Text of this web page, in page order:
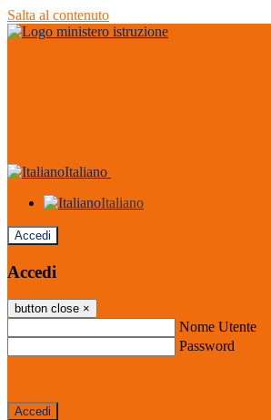
Salta al contenuto
Italiano
Italiano
Accedi
Accedi
button close ×
Nome Utente
Password